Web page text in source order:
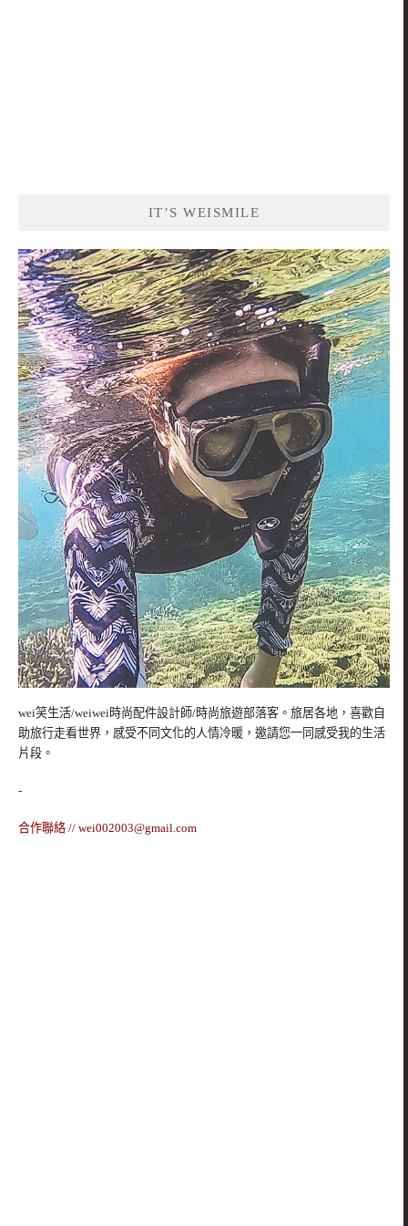
IT’S WEISMILE
wei笑生活/weiwei時尚配件設計師/時尚旅遊部落客。旅居各地，喜歡自
助旅行走看世界，感受不同文化的人情冷暖，邀請您一同感受我的生活
片段。
-
合作聯絡 // wei002003@gmail.com